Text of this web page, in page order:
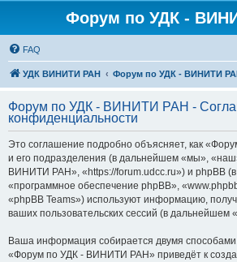
Форум по УДК -
FAQ
УДК ВИНИТИ РАН Форум по УДК - ВИНИТИ
Форум по УДК - ВИНИТИ РАН -
конфиденциальности
Это соглашение подробно объясняет, как
и его подразделения (в дальнейшем «мы»,
ВИНИТИ РАН», «https://forum.udcc.ru») и phpBB
«программное обеспечение phpBB»,
«phpBB Teams») используют информацию,
ваших пользовательских сессий (в
Ваша информация собирается двумя
«Форум по УДК - ВИНИТИ РАН» приведёт к